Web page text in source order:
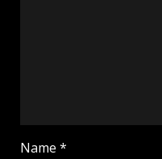
Name *